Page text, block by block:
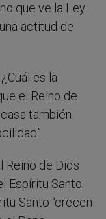
que ve la Ley
actitud de
es la
el Reino de
también
Reino de Dios
Espíritu Santo.
Santo “crecen